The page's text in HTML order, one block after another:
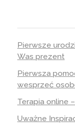
Pierwsze
Was prezent
Pierwsza
wesprzeć
Terapia online
Uważne